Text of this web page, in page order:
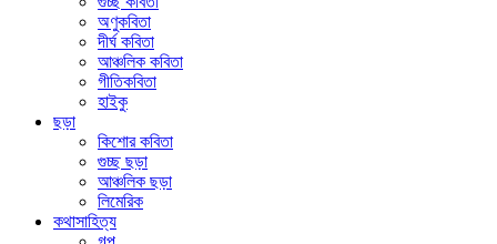
অণুকবিতা
দীর্ঘ কবিতা
আঞ্চলিক কবিতা
গীতিকবিতা
হাইকু
ছড়া
কিশোর কবিতা
গুচ্ছ ছড়া
আঞ্চলিক ছড়া
লিমেরিক
কথাসাহিত্য